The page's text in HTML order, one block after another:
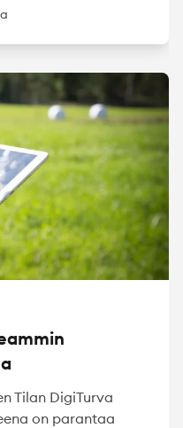
Tilan DigiTurva
on parantaa